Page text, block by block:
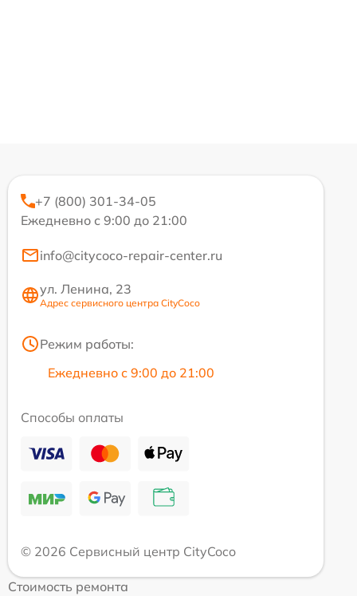
+7 (800) 301-34-05
Ежедневно с 9:00 до 21:00
info@citycoco-repair-center.ru
ул. Ленина, 23
Адрес сервисного центра CityCoco
Режим работы:
Ежедневно с 9:00 до 21:00
Способы оплаты
© 2026 Сервисный центр CityCoco
Стоимость ремонта